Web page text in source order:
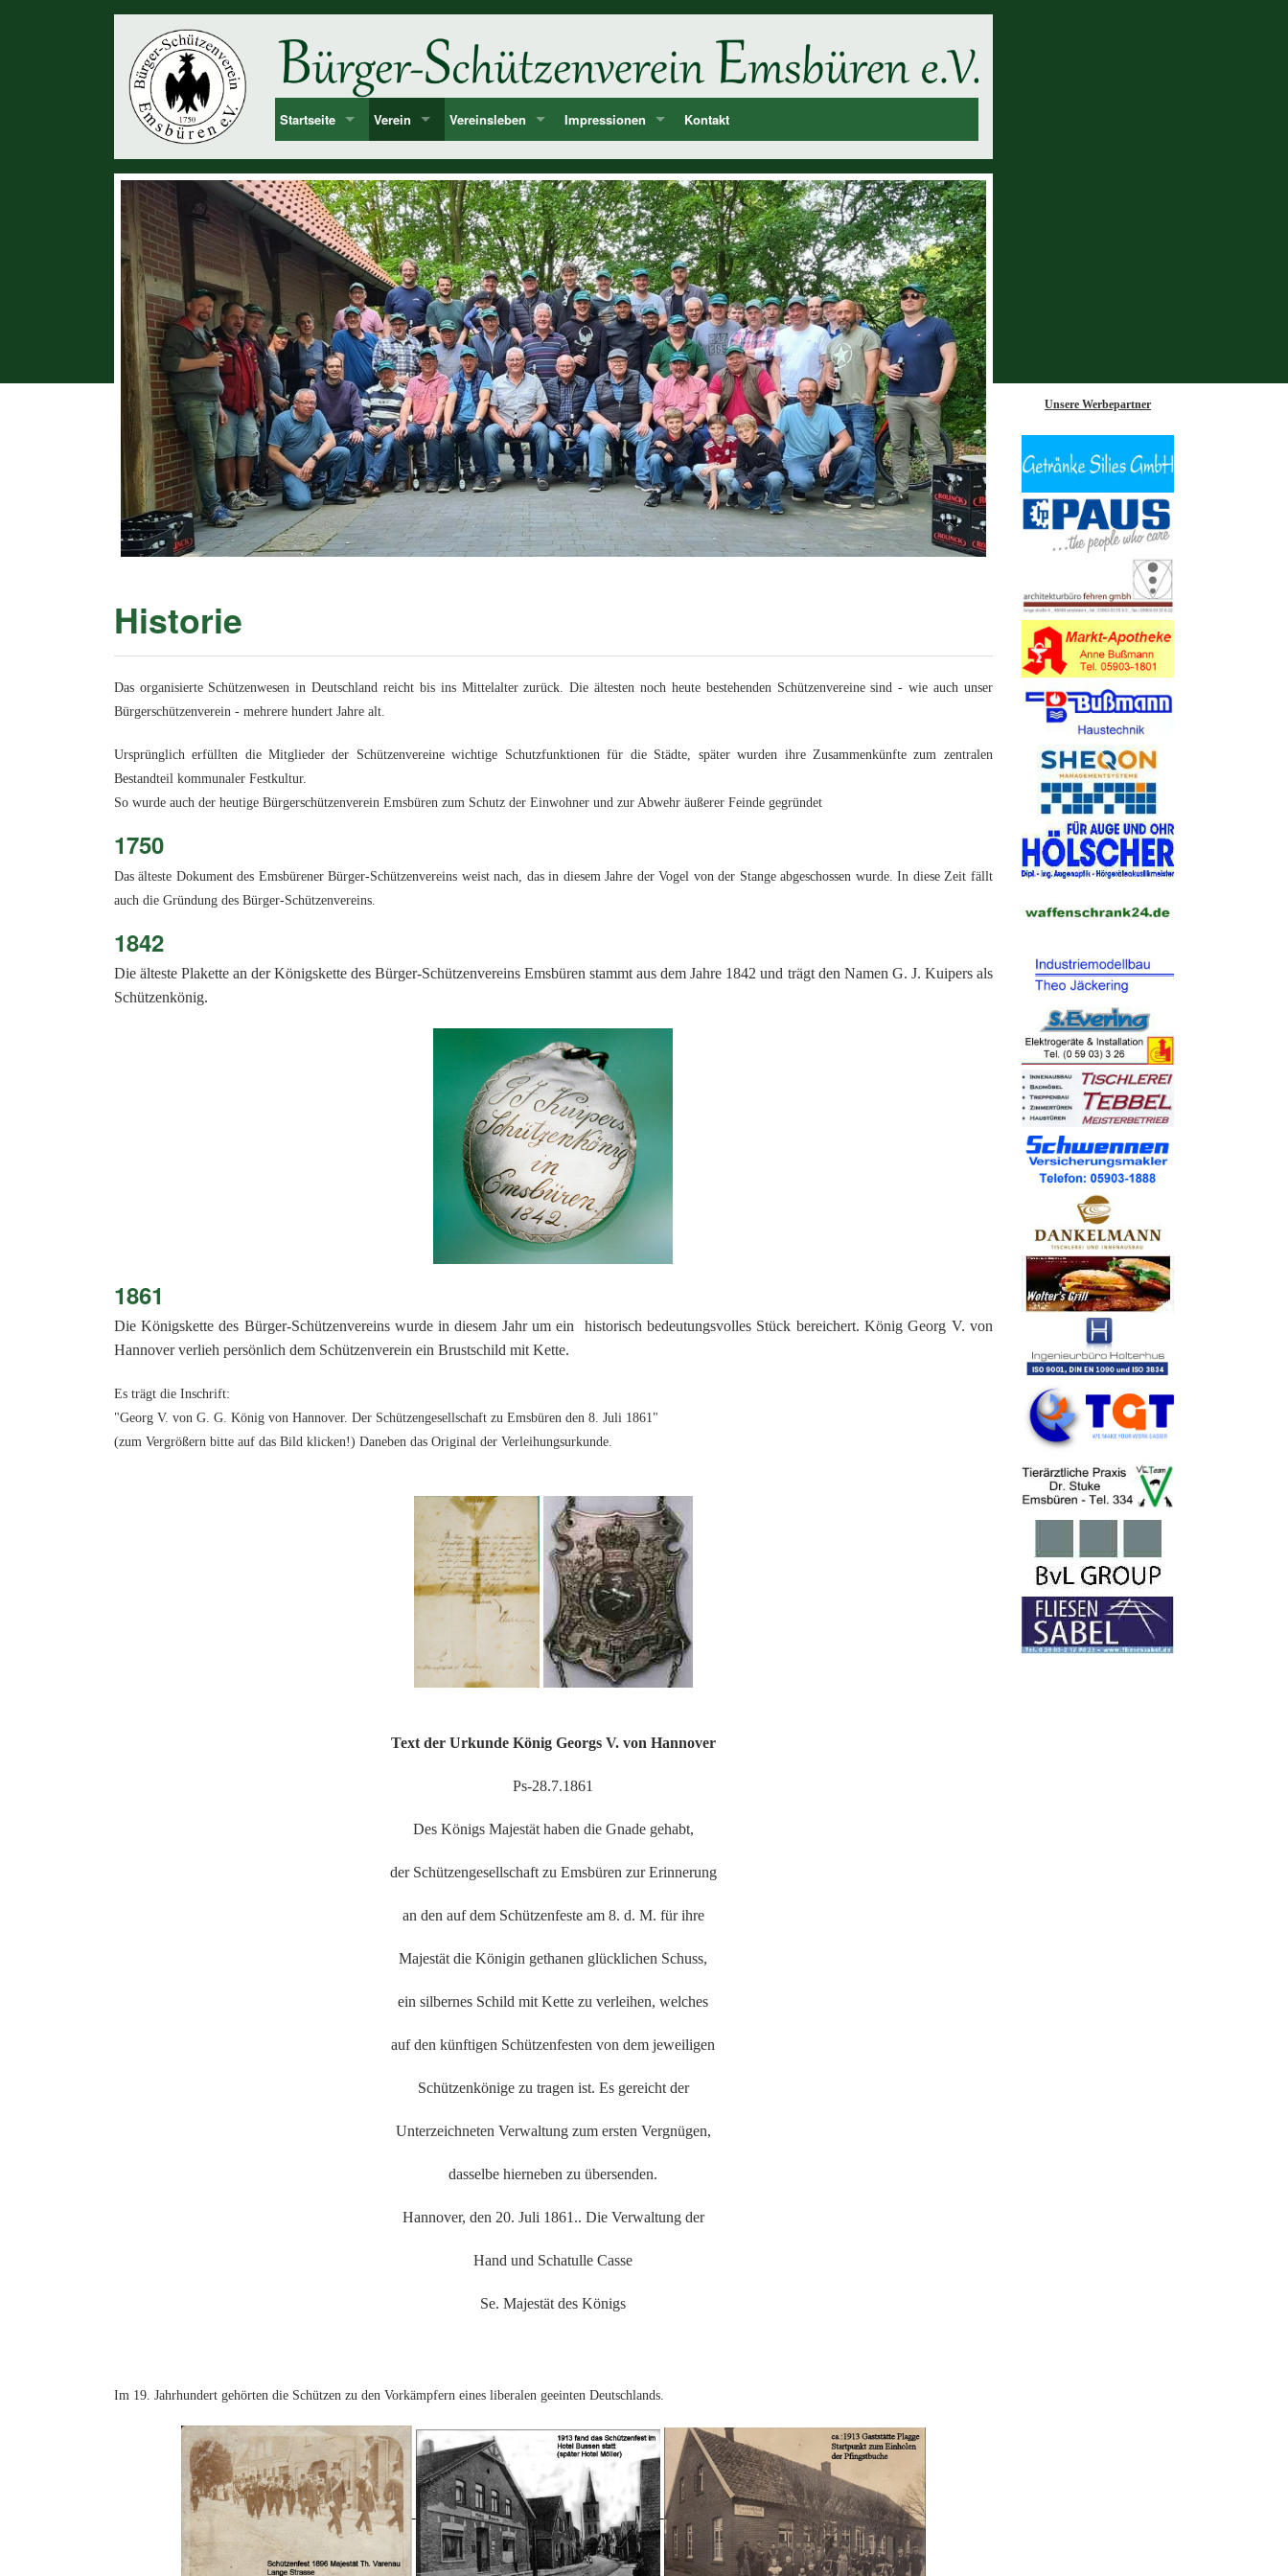
Startseite
Bekanntmachung & Termine
über uns
Dorf Emsbüren
Verein
Vorstand
Mitglieder
Junggesellen
Chronologie der Könige und Ämter
Vereinshistorie ab 1750
Vereinsleben
Unsere Feste und Veranstaltungen
Musik - Lieder - passende Worte PANIK-Orchester
Impressionen
2026
2025
2024
2023
2022
2021
2020
2019
2017
2014
2011
Kontakt
Historie
Das organisierte Schützenwesen in Deutschland reicht bis ins Mittelalter zurück. Die ältesten noch heute bestehenden Schützenvereine sind - wie auch unser
Bürgerschützenverein - mehrere hundert Jahre alt.
Ursprünglich erfüllten die Mitglieder der Schützenvereine wichtige Schutzfunktionen für die Städte, später wurden ihre Zusammenkünfte zum zentralen
Bestandteil kommunaler Festkultur.
So wurde auch der heutige Bürgerschützenverein Emsbüren zum Schutz der Einwohner und zur Abwehr äußerer Feinde gegründet
1750
Das älteste Dokument des Emsbürener Bürger-Schützenvereins weist nach, das in diesem Jahre der Vogel von der Stange abgeschossen wurde. In diese Zeit fällt
auch die Gründung des Bürger-Schützenvereins.
1842
Die älteste Plakette an der Königskette des Bürger-Schützenvereins Emsbüren stammt aus dem Jahre 1842 und trägt den Namen G. J. Kuipers als
Schützenkönig.
1861
Die Königskette des Bürger-Schützenvereins wurde in diesem Jahr um ein historisch bedeutungsvolles Stück bereichert. König Georg V. von
Hannover verlieh persönlich dem Schützenverein ein Brustschild mit Kette.
Es trägt die Inschrift:
"Georg V. von G. G. König von Hannover. Der Schützengesellschaft zu Emsbüren den 8. Juli 1861"
(zum Vergrößern bitte auf das Bild klicken!) Daneben das Original der Verleihungsurkunde.
Text der Urkunde König Georgs V. von Hannover
Ps-28.7.1861
Des Königs Majestät haben die Gnade gehabt,
der Schützengesellschaft zu Emsbüren zur Erinnerung
an den auf dem Schützenfeste am 8. d. M. für ihre
Majestät die Königin gethanen glücklichen Schuss,
ein silbernes Schild mit Kette zu verleihen, welches
auf den künftigen Schützenfesten von dem jeweiligen
Schützenkönige zu tragen ist. Es gereicht der
Unterzeichneten Verwaltung zum ersten Vergnügen,
dasselbe hierneben zu übersenden.
Hannover, den 20. Juli 1861.. Die Verwaltung der
Hand und Schatulle Casse
Se. Majestät des Königs
Im 19. Jahrhundert gehörten die Schützen zu den Vorkämpfern eines liberalen geeinten Deutschlands.
Unsere Werbepartner